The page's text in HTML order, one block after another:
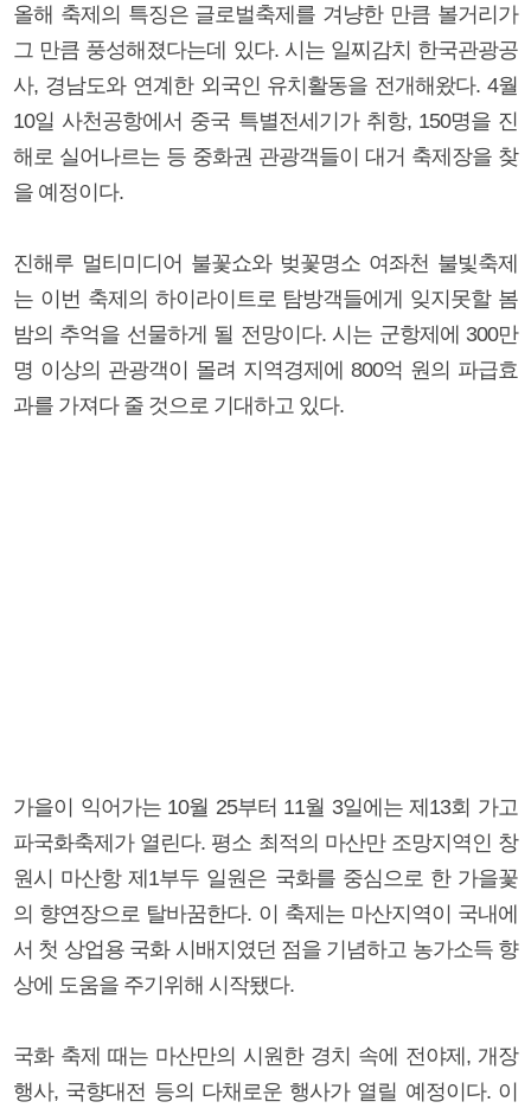
올해 축제의 특징은 글로벌축제를 겨냥한 만큼 볼거리가
그 만큼 풍성해졌다는데 있다. 시는 일찌감치 한국관광공
사, 경남도와 연계한 외국인 유치활동을 전개해왔다. 4월
10일 사천공항에서 중국 특별전세기가 취항, 150명을 진
해로 실어나르는 등 중화권 관광객들이 대거 축제장을 찾
을 예정이다.
진해루 멀티미디어 불꽃쇼와 벚꽃명소 여좌천 불빛축제
는 이번 축제의 하이라이트로 탐방객들에게 잊지못할 봄
밤의 추억을 선물하게 될 전망이다. 시는 군항제에 300만
명 이상의 관광객이 몰려 지역경제에 800억 원의 파급효
과를 가져다 줄 것으로 기대하고 있다.
가을이 익어가는 10월 25부터 11월 3일에는 제13회 가고
파국화축제가 열린다. 평소 최적의 마산만 조망지역인 창
원시 마산항 제1부두 일원은 국화를 중심으로 한 가을꽃
의 향연장으로 탈바꿈한다. 이 축제는 마산지역이 국내에
서 첫 상업용 국화 시배지였던 점을 기념하고 농가소득 향
상에 도움을 주기위해 시작됐다.
국화 축제 때는 마산만의 시원한 경치 속에 전야제, 개장
행사, 국향대전 등의 다채로운 행사가 열릴 예정이다. 이